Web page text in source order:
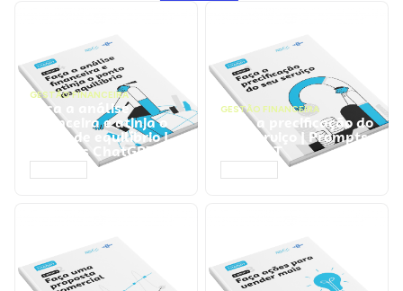
GESTÃO FINANCEIRA
Faça a análise
financeira e atinja o
ponto de equilíbrio |
Prompts ChatGPT
GESTÃO FINANCEIRA
Faça a precificação do
seu serviço | Prompts
ChatGPT